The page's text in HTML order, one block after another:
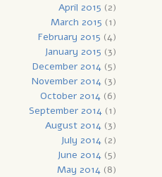
April 2015 (2)
March 2015 (1)
February 2015 (4)
January 2015 (3)
December 2014(5)
November 2014(3)
October 2014(6)
September 2014(1)
August 2014(3)
July 2014(2)
June 2014(5)
May 2014(8)